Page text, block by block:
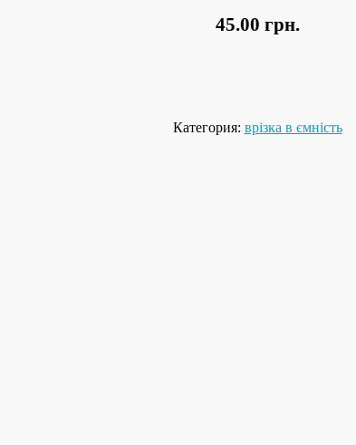
45.00 грн.
Категория: врізка в ємність